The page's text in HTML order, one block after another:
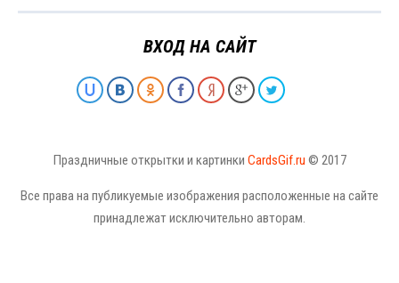
ВХОД НА САЙТ
Праздничные открытки и картинки CardsGif.ru © 2017
Все права на публикуемые изображения расположенные на сайте
принадлежат исключительно авторам.